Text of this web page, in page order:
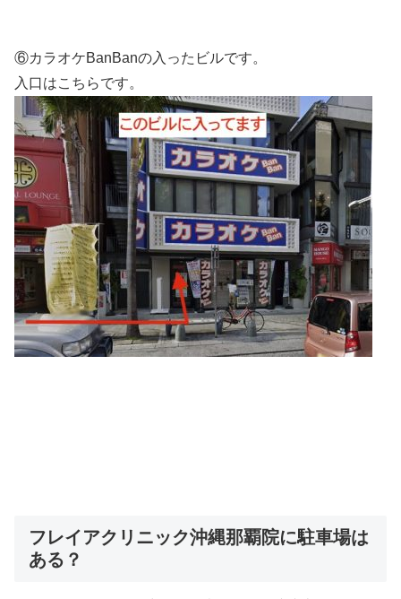
⑥カラオケBanBanの入ったビルです。
入口はこちらです。
フレイアクリニック沖縄那覇院に駐車場は
ある？